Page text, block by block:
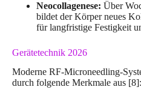
Neocollagenese: Über
bildet der Körper neues
für langfristige Festigkeit
Gerätetechnik 2026
Moderne RF-Microneedling-
durch folgende Merkmale aus [8]: